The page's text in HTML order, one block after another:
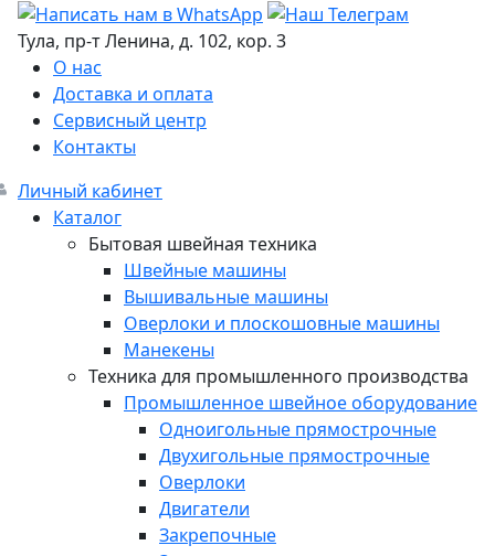
Тула, пр-т Ленина, д. 102, кор. 3
О нас
Доставка и оплата
Сервисный центр
Контакты
Личный кабинет
Каталог
Бытовая швейная техника
Швейные машины
Вышивальные машины
Оверлоки и плоскошовные машины
Манекены
Техника для промышленного производства
Промышленное швейное оборудование
Одноигольные прямострочные
Двухигольные прямострочные
Оверлоки
Двигатели
Закрепочные